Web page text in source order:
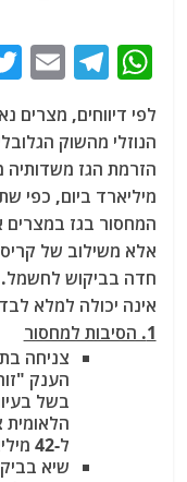
W
at
s
A
p
p
T
e
g
ra
m
E
ai
l
לפי דיווחים, מצרים
הנוזלי מהשוק
מיליארד ביום, כפי
המחסור בגז במצרים
אלא משילוב של
חדה בביקוש לחשמל.
אינה יכולה למלא
1. הסיבות למחסור
צניחה
בשל
ל-42 מיליארד ב-2025.
שיא